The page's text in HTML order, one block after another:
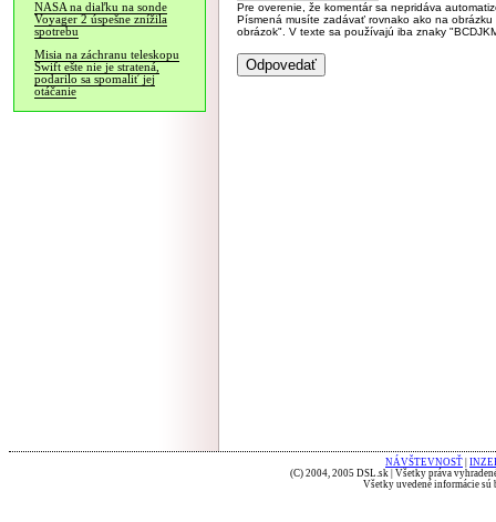
NASA na diaľku na sonde
Voyager 2 úspešne znížila
spotrebu
Misia na záchranu teleskopu
Swift ešte nie je stratená,
podarilo sa spomaliť jej
otáčanie
Pre overenie, že komentár sa nepridáva
Písmená musíte zadávať rovnako ako na
obrázok". V texte sa používajú iba znaky
NÁVŠTEVNOSŤ
(C) 2004, 2005 DSL.sk | Všetky práva
Všetky uvedené informácie sú